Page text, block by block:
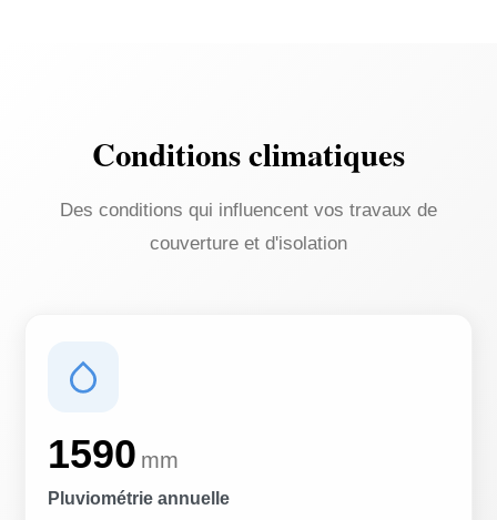
Conditions climatiques
Des conditions qui influencent vos travaux de
couverture et d'isolation
1590 mm
Pluviométrie annuelle